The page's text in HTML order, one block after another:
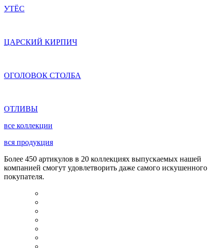
УТЁС
ЦАРСКИЙ КИРПИЧ
ОГОЛОВОК СТОЛБА
ОТЛИВЫ
все коллекции
вся продукция
Более 450 артикулов в 20 коллекциях выпускаемых нашей
компанией смогут удовлетворить даже самого искушенного
покупателя.